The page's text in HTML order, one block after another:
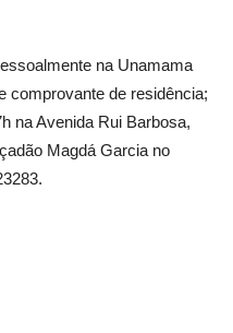
na Unamama
comprovante de residência;
na Avenida Rui Barbosa,
Magdá Garcia no